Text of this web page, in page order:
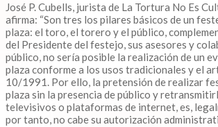
José P. Cubells, jurista de La Tortura No Es
afirma: “Son tres los pilares básicos de un
plaza: el toro, el torero y el público,
del Presidente del festejo, sus asesores y
público, no sería posible la realización de un
plaza conforme a los usos tradicionales y el
10/1991. Por ello, la pretensión de realizar
plaza sin la presencia de público y
televisivos o plataformas de internet, es,
por tanto, no cabe su autorización